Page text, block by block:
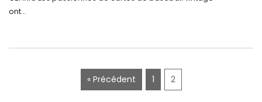
novembre 2020
septembre 2020
ont...
« Précédent 1 2